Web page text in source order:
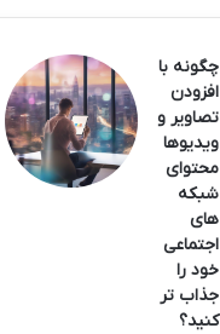
چگونه با
افزودن
تصاویر و
ویدیوها
محتوای
شبکه
های
اجتماعی
خود را
جذاب تر
کنید؟